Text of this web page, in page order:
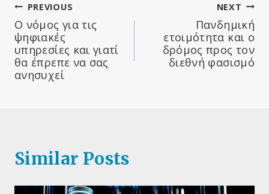
Πλοήγηση
άρθρων
PREVIOUS
Ο νόμος για τις
ψηφιακές
υπηρεσίες και γιατί
θα έπρεπε να σας
ανησυχεί
NEXT
Πανδημική
ετοιμότητα και ο
δρόμος προς τον
διεθνή φασισμό
Similar Posts